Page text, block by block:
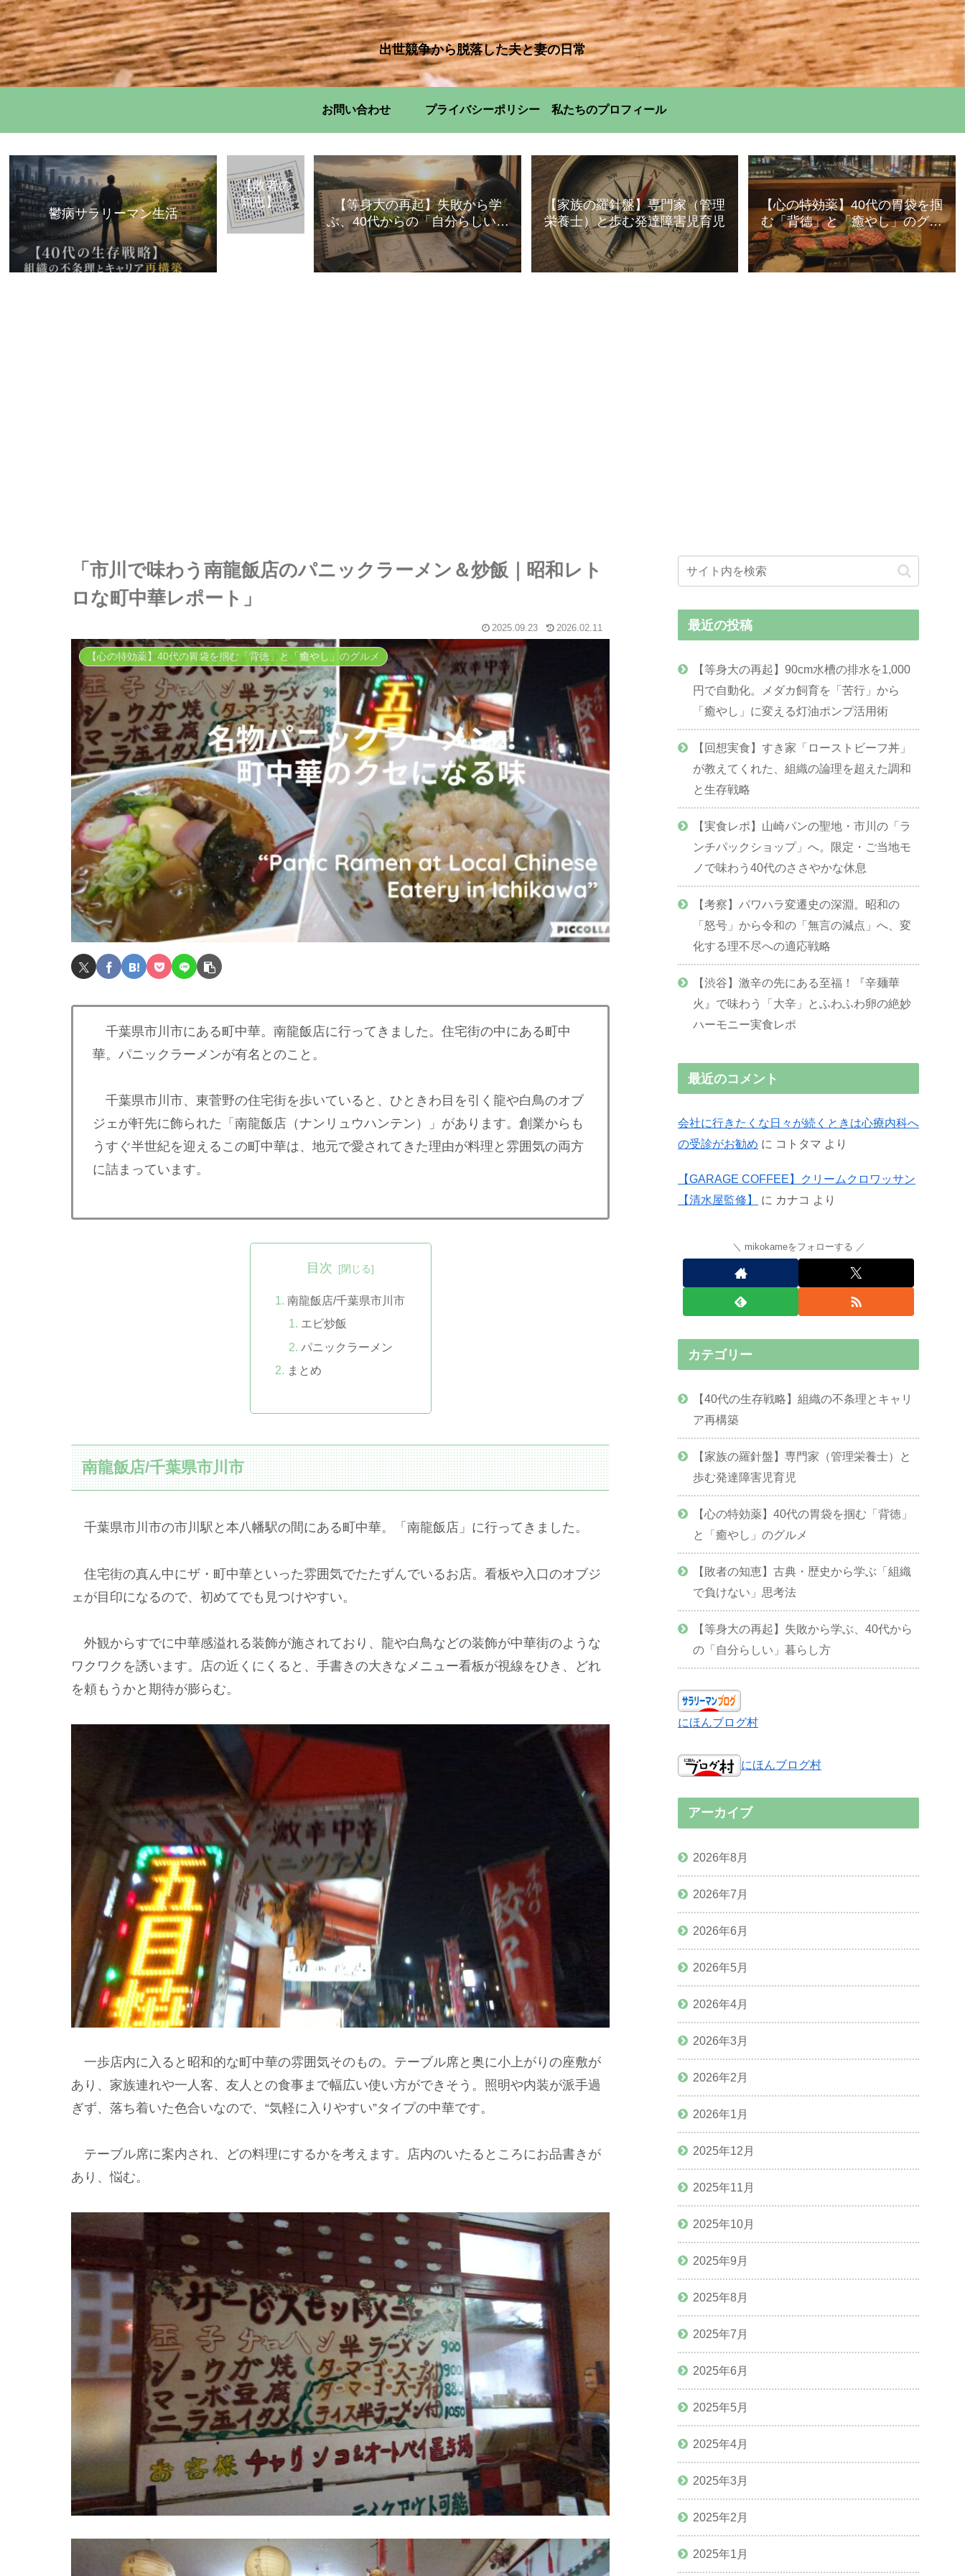
出世競争から脱落した夫と妻の日常
お問い合わせ プライバシーポリシー 私たちのプロフィール
鬱病サラリーマン生活
【敗者の
知恵】古
典・歴史
から学ぶ
【等身大の再起】失敗から学
ぶ、40代からの「自分らしい」
暮らし方
【家族の羅針盤】専門家（管理
栄養士）と歩む発達障害児育児
【心の特効薬】40代の胃袋を掴
む「背徳」と「癒やし」のグル
メ
「市川で味わう南龍飯店のパニックラーメン＆炒飯｜昭和レト
ロな町中華レポート」
2025.09.23 2026.02.11
【心の特効薬】40代の胃袋を掴む「背徳」と「癒やし」のグルメ
千葉県市川市にある町中華。南龍飯店に行ってきました。住宅街の中にある町中
華。パニックラーメンが有名とのこと。
千葉県市川市、東菅野の住宅街を歩いていると、ひときわ目を引く龍や白鳥のオブ
ジェが軒先に飾られた「南龍飯店（ナンリュウハンテン）」があります。創業からも
うすぐ半世紀を迎えるこの町中華は、地元で愛されてきた理由が料理と雰囲気の両方
に詰まっています。
目次
南龍飯店/千葉県市川市
エビ炒飯
パニックラーメン
まとめ
南龍飯店/千葉県市川市
千葉県市川市の市川駅と本八幡駅の間にある町中華。「南龍飯店」に行ってきました。
住宅街の真ん中にザ・町中華といった雰囲気でたたずんでいるお店。看板や入口のオブジ
ェが目印になるので、初めてでも見つけやすい。
外観からすでに中華感溢れる装飾が施されており、龍や白鳥などの装飾が中華街のような
ワクワクを誘います。店の近くにくると、手書きの大きなメニュー看板が視線をひき、どれ
を頼もうかと期待が膨らむ。
一歩店内に入ると昭和的な町中華の雰囲気そのもの。テーブル席と奥に小上がりの座敷が
あり、家族連れや一人客、友人との食事まで幅広い使い方ができそう。照明や内装が派手過
ぎず、落ち着いた色合いなので、“気軽に入りやすい”タイプの中華です。
テーブル席に案内され、どの料理にするかを考えます。店内のいたるところにお品書きが
あり、悩む。
最近の投稿
【等身大の再起】90cm水槽の排水を1,000
円で自動化。メダカ飼育を「苦行」から
「癒やし」に変える灯油ポンプ活用術
【回想実食】すき家「ローストビーフ丼」
が教えてくれた、組織の論理を超えた調和
と生存戦略
【実食レポ】山崎パンの聖地・市川の「ラ
ンチパックショップ」へ。限定・ご当地モ
ノで味わう40代のささやかな休息
【考察】パワハラ変遷史の深淵。昭和の
「怒号」から令和の「無言の減点」へ、変
化する理不尽への適応戦略
【渋谷】激辛の先にある至福！『辛麺華
火』で味わう「大辛」とふわふわ卵の絶妙
ハーモニー実食レポ
最近のコメント
会社に行きたくな日々が続くときは心療内科へ
の受診がお勧め に コトタマ より
【GARAGE COFFEE】クリームクロワッサン
【清水屋監修】
に カナコ より
mikokameをフォローする
カテゴリー
【40代の生存戦略】組織の不条理とキャリ
ア再構築
【家族の羅針盤】専門家（管理栄養士）と
歩む発達障害児育児
【心の特効薬】40代の胃袋を掴む「背徳」
と「癒やし」のグルメ
【敗者の知恵】古典・歴史から学ぶ「組織
で負けない」思考法
【等身大の再起】失敗から学ぶ、40代から
の「自分らしい」暮らし方
にほんブログ村
にほんブログ村
アーカイブ
2026年8月
2026年7月
2026年6月
2026年5月
2026年4月
2026年3月
2026年2月
2026年1月
2025年12月
2025年11月
2025年10月
2025年9月
2025年8月
2025年7月
2025年6月
2025年5月
2025年4月
2025年3月
2025年2月
2025年1月